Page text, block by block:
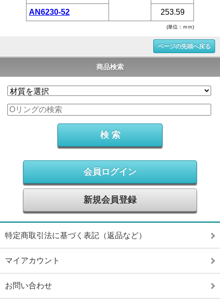
(単位：ｍｍ)
AN6230-52 253.59
ページの先頭へ戻る
商品検索
会員ログイン
新規会員登録
特定商取引法に基づく表記（返品など）
マイアカウント
お問い合わせ